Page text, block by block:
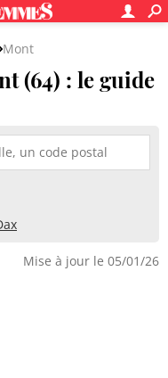
Mont
(64) : le guide
Mise à jour le 05/01/26